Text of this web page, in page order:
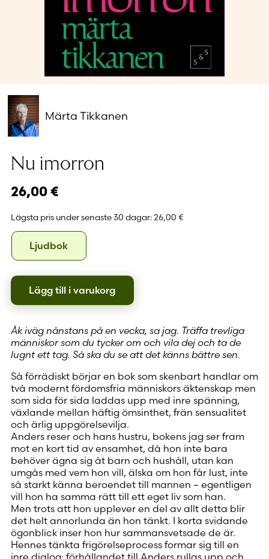
Glömt ditt lösenord?
Har du inget konto?
Skapa nytt konto
Märta Tikkanen
Nu imorron
26,00 €
Lägsta pris under senaste 30 dagar:26,00 €
Format
LjudbokLjudbok
Lägg till i varukorg
Åk iväg nånstans på en vecka, sa jag. Träffa trevliga
människor som du tycker om och vila dej och ta de
lugnt ett tag. Så ska du se att det känns bättre sen.
Så förrädiskt börjar en bok som skenbart handlar om
två modernt fördomsfria människors äktenskap men
som sida för sida laddas upp med inre spänning,
växlande mellan häftig ömsinthet, frän sensualitet
och ärlig uppgörelsevilja.
Anders reser och hans hustru, bokens jag ser fram
mot en kort tid av ensamhet, då hon inte bara
behöver ägna sig åt barn och hushåll, utan kan
umgås med vem hon vill, älska om hon får lust, inte
så starkt känna beroendet till mannen – egentligen
vill hon ha samma rätt till ett eget liv som han.
Men trots att hon upplever en del av allt detta blir
det helt annorlunda än hon tänkt. I korta svidande
ögonblick inser hon hur sammansvetsade de är.
Hennes tänkta frigörelseprocess formar sig till en
inre dialog: förhållandet till Anders rullas upp och